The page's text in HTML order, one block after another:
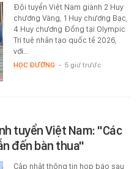
Đội tuyển Việt Nam giành 2 Huy
chương Vàng, 1 Huy chương Bạc,
4 Huy chương Đồng tại Olympic
Trí tuệ nhân tạo quốc tế 2026,
với…
HỌC ĐƯỜNG - 5 giờ trước
tuyển Việt Nam: "Các
đến bàn thua"
Cập nhật thông tin họp báo sau